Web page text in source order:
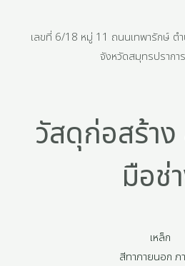
เลขที่ 6/18 หมู่ 11 ถนนเทพารักษ์ ต
จังหวัดสมุทรปราก
วัสดุก่อสร้าง
มือช่
เหล็ก
สีทาภายนอก ภ